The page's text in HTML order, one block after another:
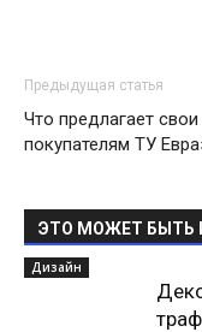
Предыдущая статья
Что предлагает свои
покупателям ТУ
ЭТО МОЖЕТ БЫТЬ
Дизайн